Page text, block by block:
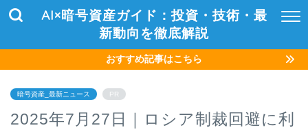
AI×暗号資産ガイド：投資・技術・最
新動向を徹底解説
おすすめ記事はこちら
暗号資産_最新ニュース PR
2025年7月27日｜ロシア制裁回避に利